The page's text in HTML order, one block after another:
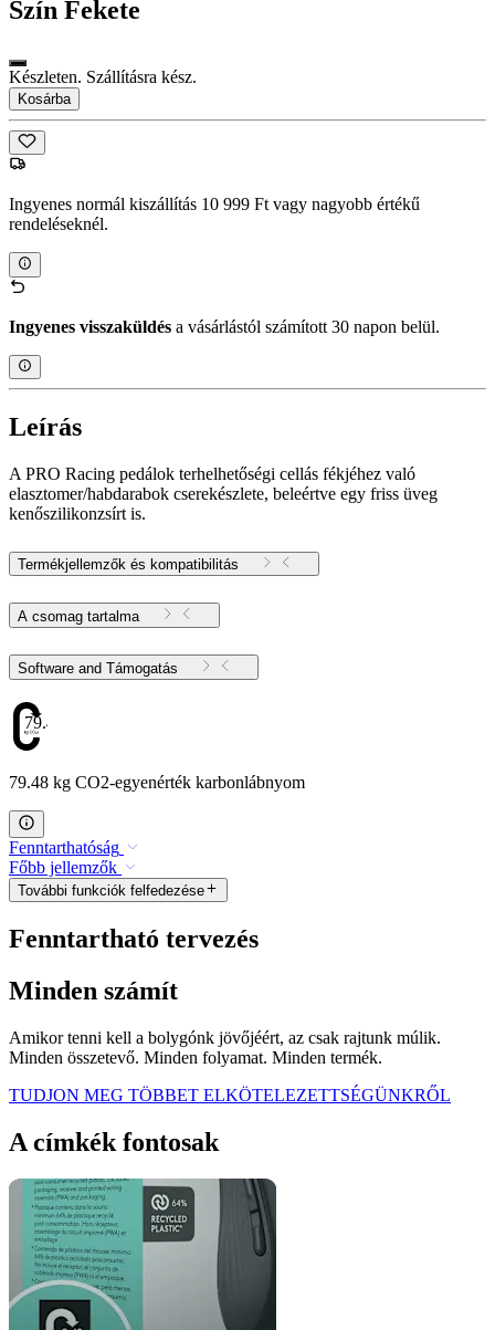
Szín Fekete
Készleten. Szállításra kész.
Kosárba
Ingyenes normál kiszállítás 10 999 Ft vagy nagyobb értékű
rendeléseknél.
Ingyenes visszaküldés a vásárlástól számított 30 napon belül.
Leírás
A PRO Racing pedálok terhelhetőségi cellás fékjéhez való
elasztomer/habdarabok cserekészlete, beleértve egy friss üveg
kenőszilikonzsírt is.
Termékjellemzők és kompatibilitás
A csomag tartalma
Software and Támogatás
79.48
79.48 kg CO2-egyenérték karbonlábnyom
Fenntarthatóság
Főbb jellemzők
További funkciók felfedezése
Fenntartható tervezés
Minden számít
Amikor tenni kell a bolygónk jövőjéért, az csak rajtunk múlik.
Minden összetevő. Minden folyamat. Minden termék.
TUDJON MEG TÖBBET ELKÖTELEZETTSÉGÜNKRŐL
A címkék fontosak